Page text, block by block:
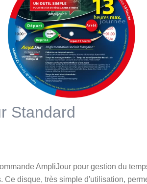
Standard
AmpliJour pour gestion du
Ce disque, très simple d'utilisation,